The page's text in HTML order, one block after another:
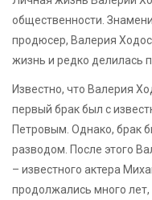
общественности.
продюсер, Валерия
жизнь и редко делилась
Известно, что Валерия
первый брак был с
Петровым. Однако, брак
разводом. После этого
– известного актера
продолжались много